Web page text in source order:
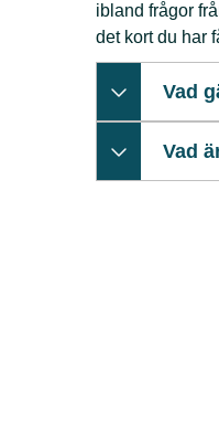
ibland frågor
det kort du har
Vad
Vad